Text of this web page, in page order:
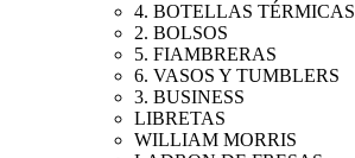
4. BOTELLAS TÉRMICAS
2. BOLSOS
5. FIAMBRERAS
6. VASOS Y TUMBLERS
3. BUSINESS
LIBRETAS
WILLIAM MORRIS